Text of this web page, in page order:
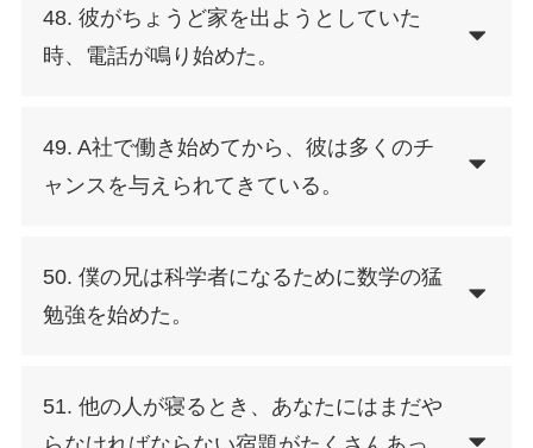
48. 彼がちょうど家を出ようとしていた
時、電話が鳴り始めた。
49. A社で働き始めてから、彼は多くのチ
ャンスを与えられてきている。
50. 僕の兄は科学者になるために数学の猛
勉強を始めた。
51. 他の人が寝るとき、あなたにはまだや